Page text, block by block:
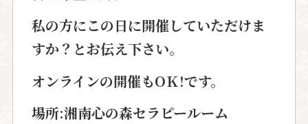
私の方にこの日に開催していただけま
すか？とお伝え下さい。
オンラインの開催もOＫ!です。
場所:湘南心の森セラピールーム